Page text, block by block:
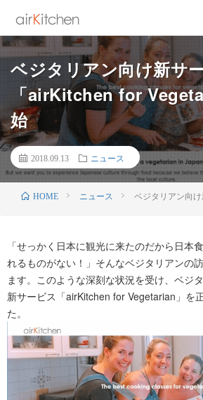
ベジタリアン向け新サ
「airKitchen for
始
2018.09.13 ニュース
HOME ニュース ベジタリアン向
「せっかく日本に観光に来たのだから日本
れるものがない！」そんなベジタリアンの
ます。このような深刻な状況を受け、ベジ
新サービス「airKitchen for Vegetarian」を
た。